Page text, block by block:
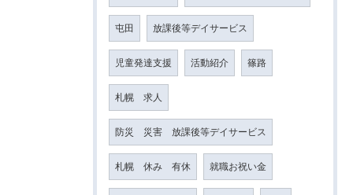
屯田 放課後等デイサービス
児童発達支援 活動紹介 篠路
札幌 求人
防災 災害 放課後等デイサービス
札幌 休み 有休 就職お祝い金